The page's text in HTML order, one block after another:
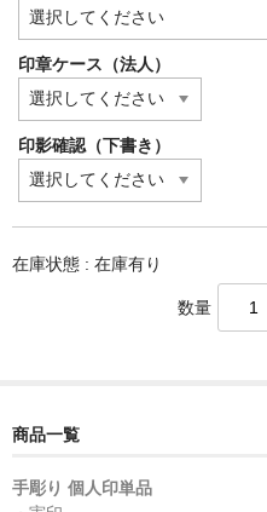
印章ケース（法人）
印影確認（下書き）
在庫状態 : 在庫有り
数量
商品一覧
手彫り 個人印単品